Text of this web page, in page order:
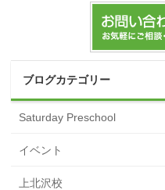
ブログカテゴリー
Saturday Preschool
イベント
上北沢校